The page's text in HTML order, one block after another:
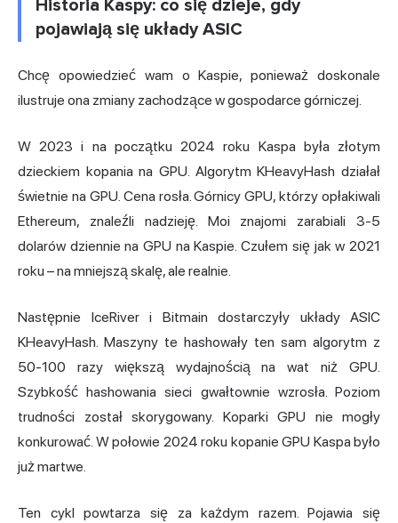
Historia Kaspy: co się dzieje, gdy
pojawiają się układy ASIC
Chcę opowiedzieć wam o Kaspie, ponieważ doskonale
ilustruje ona zmiany zachodzące w gospodarce górniczej.
W 2023 i na początku 2024 roku Kaspa była złotym
dzieckiem kopania na GPU. Algorytm KHeavyHash działał
świetnie na GPU. Cena rosła. Górnicy GPU, którzy opłakiwali
Ethereum, znaleźli nadzieję. Moi znajomi zarabiali 3-5
dolarów dziennie na GPU na Kaspie. Czułem się jak w 2021
roku – na mniejszą skalę, ale realnie.
Następnie IceRiver i Bitmain dostarczyły układy ASIC
KHeavyHash. Maszyny te hashowały ten sam algorytm z
50-100 razy większą wydajnością na wat niż GPU.
Szybkość hashowania sieci gwałtownie wzrosła. Poziom
trudności został skorygowany. Koparki GPU nie mogły
konkurować. W połowie 2024 roku kopanie GPU Kaspa było
już martwe.
Ten cykl powtarza się za każdym razem. Pojawia się